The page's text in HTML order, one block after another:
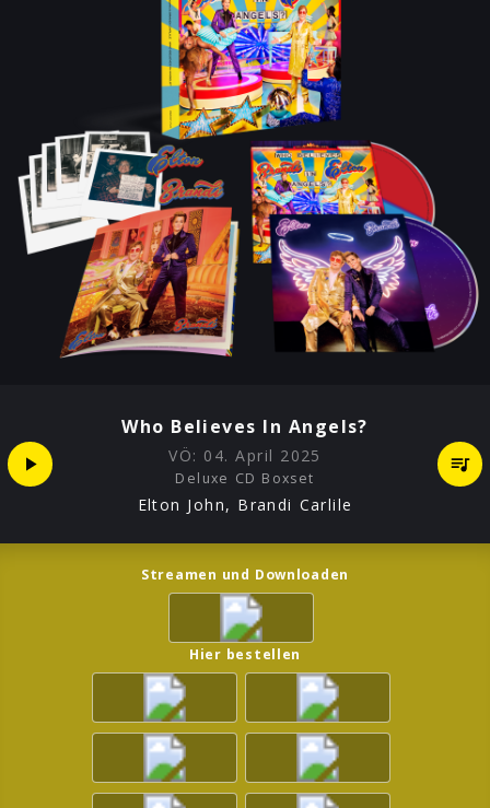
Who Believes In Angels?
VÖ: 04. April 2025
Deluxe CD Boxset
Elton John, Brandi Carlile
Streamen und Downloaden
Hier bestellen